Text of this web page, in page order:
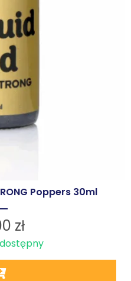
Poppers 30ml
zł